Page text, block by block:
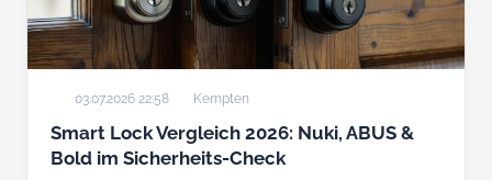
03.07.2026 22:58 Kempten
Smart Lock Vergleich 2026: Nuki, ABUS &
Bold im Sicherheits-Check